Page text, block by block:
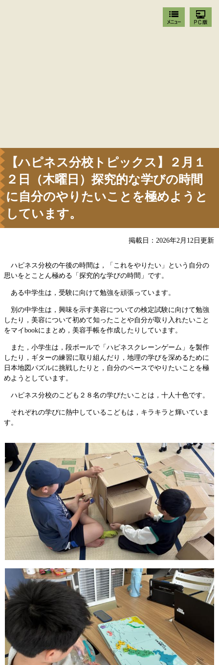
【ハピネス分校トピックス】２月１
２日（木曜日）探究的な学びの時間
に自分のやりたいことを極めようと
しています。
掲載日：2026年2月12日更新
ハピネス分校の午後の時間は，「これをやりたい」という自分の
思いをとことん極める「探究的な学びの時間」です。
ある中学生は，受験に向けて勉強を頑張っています。
別の中学生は，興味を示す美容についての検定試験に向けて勉強
したり，美容について初めて知ったことや自分が取り入れたいこと
をマイbookにまとめ，美容手帳を作成したりしています。
また，小学生は，段ボールで「ハピネスクレーンゲーム」を製作
したり，ギターの練習に取り組んだり，地理の学びを深めるために
日本地図パズルに挑戦したりと，自分のペースでやりたいことを極
めようとしています。
ハピネス分校のこども２８名の学びたいことは，十人十色です。
それぞれの学びに熱中しているこどもは，キラキラと輝いていま
す。